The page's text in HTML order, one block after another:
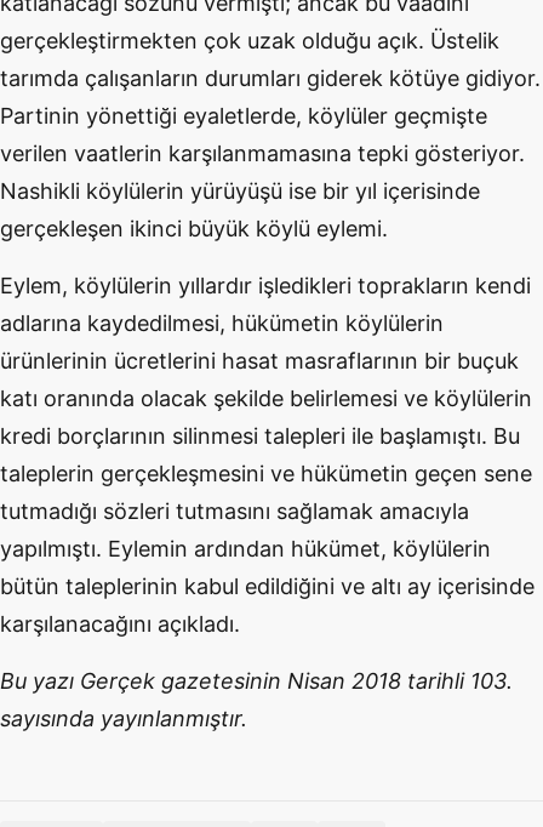
gerçekleştirmekten çok uzak olduğu açık. Üstelik
tarımda çalışanların durumları giderek kötüye gidiyor.
Partinin yönettiği eyaletlerde, köylüler geçmişte
verilen vaatlerin karşılanmamasına tepki gösteriyor.
Nashikli köylülerin yürüyüşü ise bir yıl içerisinde
gerçekleşen ikinci büyük köylü eylemi.
Eylem, köylülerin yıllardır işledikleri toprakların kendi
adlarına kaydedilmesi, hükümetin köylülerin
ürünlerinin ücretlerini hasat masraflarının bir buçuk
katı oranında olacak şekilde belirlemesi ve köylülerin
kredi borçlarının silinmesi talepleri ile başlamıştı. Bu
taleplerin gerçekleşmesini ve hükümetin geçen sene
tutmadığı sözleri tutmasını sağlamak amacıyla
yapılmıştı. Eylemin ardından hükümet, köylülerin
bütün taleplerinin kabul edildiğini ve altı ay içerisinde
karşılanacağını açıkladı.
Bu yazı Gerçek gazetesinin Nisan 2018 tarihli 103.
sayısında yayınlanmıştır.